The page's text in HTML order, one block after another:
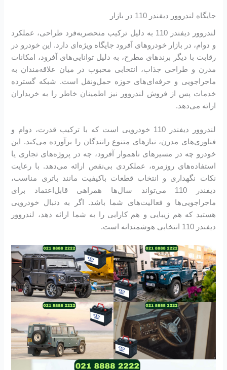
جایگاه لندروور دیفندر 110 در بازار
لندروور دیفندر 110 به دلیل ترکیب منحصربه‌فرد طراحی، عملکرد
و دوام، در بازار خودروهای آفرود جایگاه ویژه‌ای دارد. این خودرو در
رقابت با دیگر برندهای مطرح، به دلیل توانایی‌های آفرود، امکانات
مدرن و طراحی جذاب، انتخابی محبوب در میان علاقه‌مندان به
ماجراجویی و حرفه‌ای‌های حوزه حمل‌ونقل است. شبکه گسترده
خدمات پس از فروش لندروور نیز اطمینان خاطر را به خریداران
ارائه می‌دهد.
لندروور دیفندر 110 خودرویی است که با ترکیب قدرت، دوام و
فناوری‌های مدرن، نیازهای متنوع رانندگان را برآورده می‌کند. این
خودرو چه در مسیرهای ناهموار آفرود، چه در پروژه‌های تجاری یا
استفاده‌های روزمره، عملکردی بی‌نقص ارائه می‌دهد. با رعایت
نکات نگهداری و انتخاب قطعات باکیفیت مانند باتری مناسب،
دیفندر 110 می‌تواند سال‌ها همراهی قابل‌اعتماد برای
ماجراجویی‌ها و فعالیت‌های شما باشد. اگر به دنبال خودرویی
هستید که هم زیبایی و هم کارایی را به شما ارائه دهد، لندروور
دیفندر 110 انتخابی هوشمندانه است.